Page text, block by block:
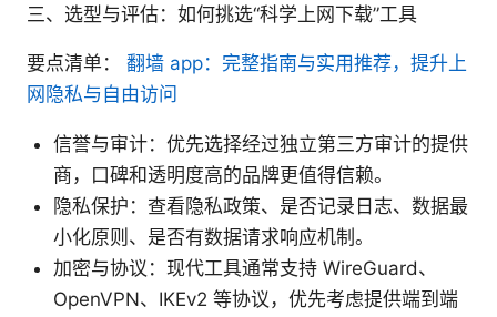
三、选型与评估：如何挑选“科学上网下载”工具
要点清单： 翻墙 app：完整指南与实用推荐，提升上
网隐私与自由访问
信誉与审计：优先选择经过独立第三方审计的提供
商，口碑和透明度高的品牌更值得信赖。
隐私保护：查看隐私政策、是否记录日志、数据最
小化原则、是否有数据请求响应机制。
加密与协议：现代工具通常支持 WireGuard、
OpenVPN、IKEv2 等协议，优先考虑提供端到端